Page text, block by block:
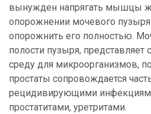
вынужден напрягать мышцы
опорожнении мочевого
опорожнить его полностью.
полости пузыря, представляет
среду для микроорганизмов,
простаты сопровождается
рецидивирующими
простатитами, уретритами.